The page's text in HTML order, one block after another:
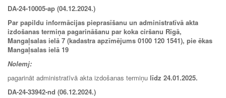
DA-24-10005-ap (04.12.2024.)
Par papildu informācijas pieprasīšanu un administratīvā akta
izdošanas termiņa pagarināšanu par koka ciršanu Rīgā,
Mangaļsalas ielā 7 (kadastra apzīmējums 0100 120 1541), pie ēkas
Mangaļsalas ielā 19
Nolemj:
pagarināt administratīvā akta izdošanas termiņu līdz 24.01.2025.
DA-24-33942-nd (06.12.2024.)